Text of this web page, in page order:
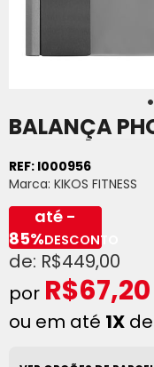
BALANÇA
REF: I000956
Marca: KIKOS FITNESS
R$449,00
até -
85%DESCONTO
R$67,20
ou em até 1X de
Saltar
o
início
Galeria
de
imagens